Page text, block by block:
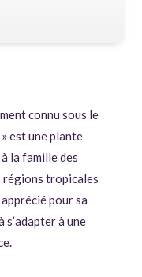
connu sous le
» est une plante
la famille des
régions tropicales
pour sa
à une